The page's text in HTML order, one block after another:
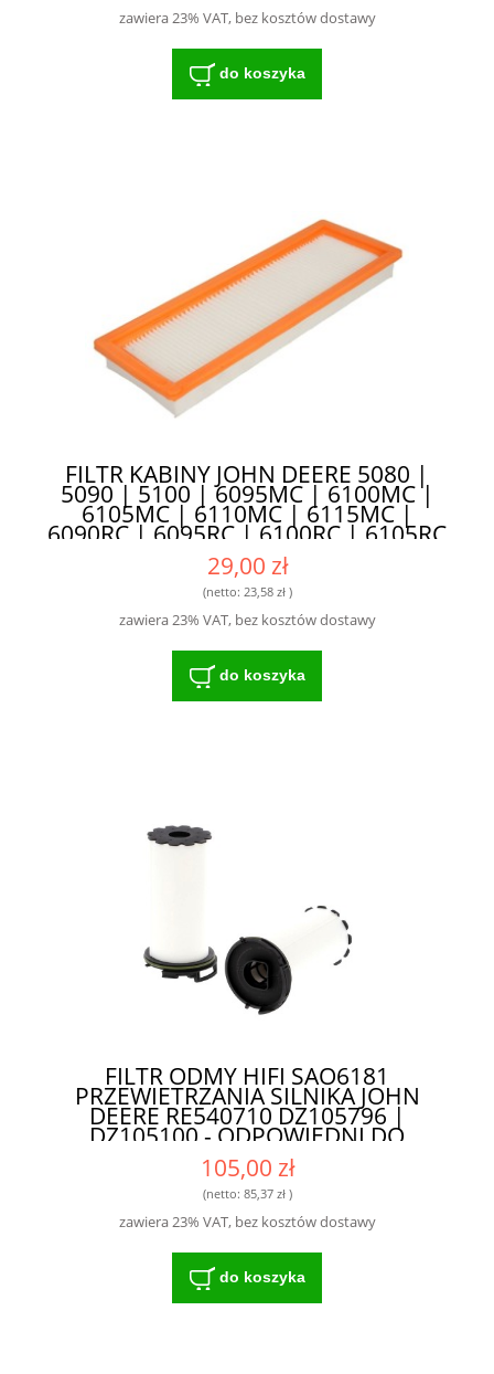
zawiera 23% VAT, bez kosztów dostawy
do koszyka
FILTR KABINY JOHN DEERE 5080 |
5090 | 5100 | 6095MC | 6100MC |
6105MC | 6110MC | 6115MC |
6090RC | 6095RC | 6100RC | 6105RC
| 6110RC | 6115RC SC90141 -
ZAPEWNIA DŁUGĄ ŻYWOTNOŚĆ
SILNIKA
29,00 zł
(netto: 23,58 zł)
zawiera 23% VAT, bez kosztów dostawy
do koszyka
FILTR ODMY HIFI SAO6181
PRZEWIETRZANIA SILNIKA JOHN
DEERE RE540710 DZ105796 |
DZ105100 - ODPOWIEDNI DO
TRUDNYCH WARUNKÓW PRACY
105,00 zł
(netto: 85,37 zł)
zawiera 23% VAT, bez kosztów dostawy
do koszyka